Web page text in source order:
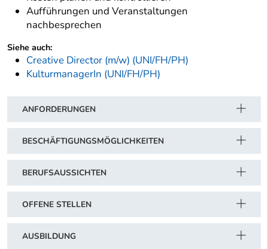
Aufführungen und Veranstaltungen
nachbesprechen
Siehe auch:
Creative Director (m/w) (UNI/FH/PH)
KulturmanagerIn (UNI/FH/PH)
ANFORDERUNGEN
BESCHÄFTIGUNGSMÖGLICHKEITEN
BERUFSAUSSICHTEN
OFFENE STELLEN
AUSBILDUNG